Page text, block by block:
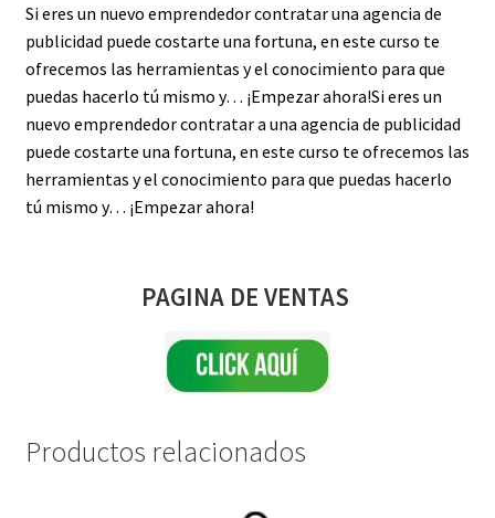
Si eres un nuevo emprendedor contratar una agencia de
publicidad puede costarte una fortuna, en este curso te
ofrecemos las herramientas y el conocimiento para que
puedas hacerlo tú mismo y… ¡Empezar ahora!Si eres un
nuevo emprendedor contratar a una agencia de publicidad
puede costarte una fortuna, en este curso te ofrecemos las
herramientas y el conocimiento para que puedas hacerlo
tú mismo y… ¡Empezar ahora!
PAGINA DE VENTAS
Productos relacionados